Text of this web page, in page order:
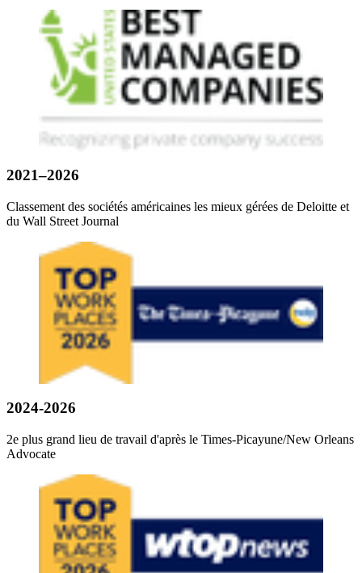
2021–2026
Classement des sociétés américaines les mieux gérées de Deloitte et
du Wall Street Journal
2024-2026
2e plus grand lieu de travail d'après le Times-Picayune/New Orleans
Advocate